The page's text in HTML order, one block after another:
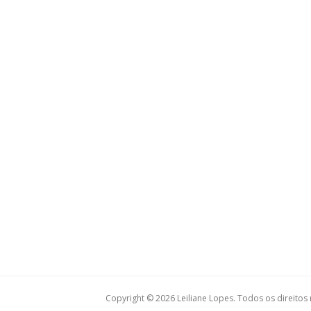
Copyright © 2026 Leiliane Lopes. Todos os direitos